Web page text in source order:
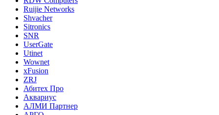
Ruijie Networks
Shvacher
Sitronics
SNR
UserGate
Utinet
Wownet
xFusion
ZRJ
Абитех Про
Аквариус
АЛМИ Партнер